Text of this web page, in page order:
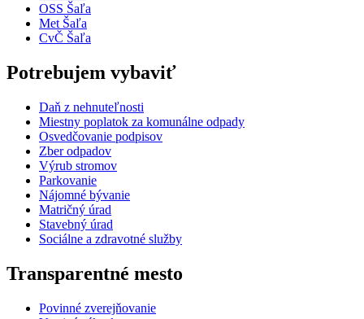
OSS Šaľa
Met Šaľa
CvČ Šaľa
Potrebujem vybaviť
Daň z nehnuteľnosti
Miestny poplatok za komunálne odpady
Osvedčovanie podpisov
Zber odpadov
Výrub stromov
Parkovanie
Nájomné bývanie
Matričný úrad
Stavebný úrad
Sociálne a zdravotné služby
Transparentné mesto
Povinné zverejňovanie